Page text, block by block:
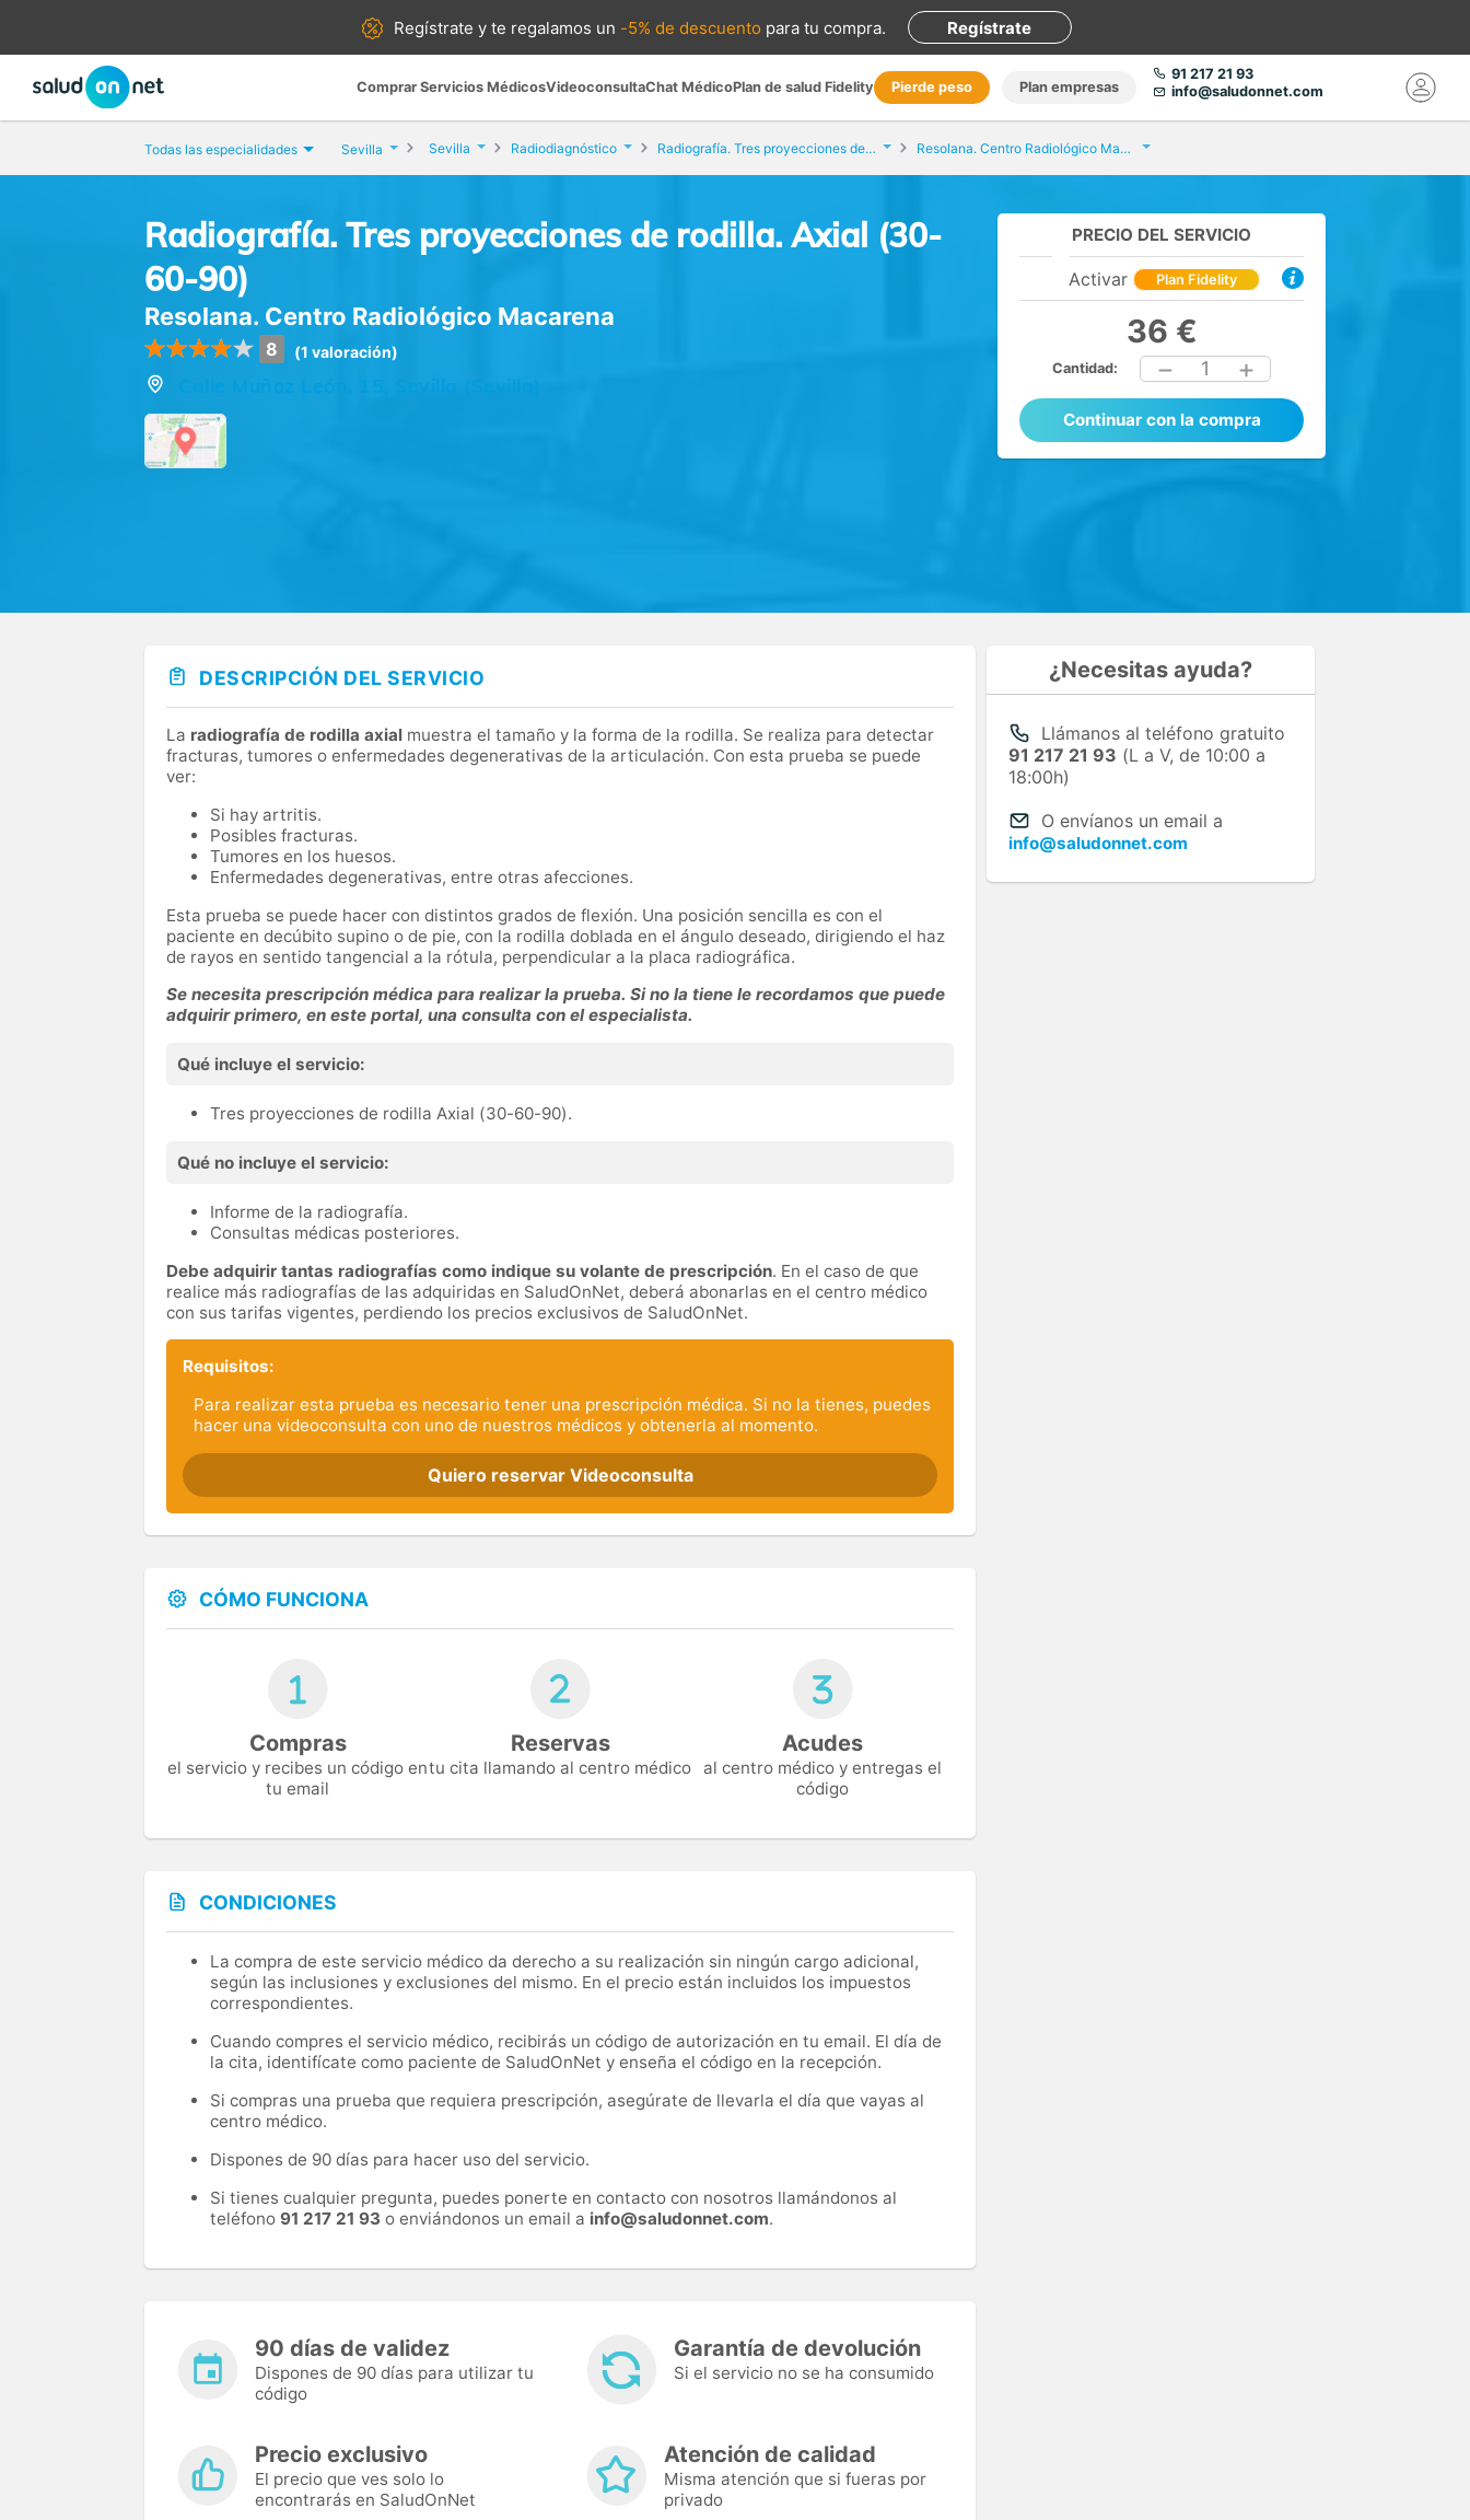
Regístrate yte regalamos un -5% de descuento para tu compra. Regístrate
Comprar Servicios MédicosVideoconsultaChat MédicoPlan de salud Fidelity Pierde peso Plan empresas
91 217 21 93
info@saludonnet.com
Todas las especialidades Sevilla Sevilla Radiodiagnóstico Radiografía. Tres proyecciones de rodilla. Axial (30-60-90) Resolana. Centro Radiológico Macarena
Radiografía. Tres proyecciones de rodilla. Axial (30-
60-90)
Resolana. Centro Radiológico Macarena
8 (1 valoración)
Calle Muñoz León, 15, Sevilla (Sevilla)
PRECIO DEL SERVICIO
Activar Plan Fidelity
36 €
Cantidad: 1
Continuar con la compra
DESCRIPCIÓN DEL SERVICIO
La radiografía de rodilla axial muestra el tamaño y la forma de la rodilla. Se realiza para detectar
fracturas, tumores o enfermedades degenerativas de la articulación. Con esta prueba se puede
ver:
Si hay artritis.
Posibles fracturas.
Tumores en los huesos.
Enfermedades degenerativas, entre otras afecciones.
Esta prueba se puede hacer con distintos grados de flexión. Una posición sencilla es con el
paciente en decúbito supino o de pie, con la rodilla doblada en el ángulo deseado, dirigiendo el haz
de rayos en sentido tangencial a la rótula, perpendicular a la placa radiográfica.
Se necesita prescripción médica para realizar la prueba. Si no la tiene le recordamos que puede
adquirir primero, en este portal, una consulta con el especialista.
Qué incluye el servicio:
Tres proyecciones de rodilla Axial (30-60-90).
Qué no incluye el servicio:
Informe de la radiografía.
Consultas médicas posteriores.
Debe adquirir tantas radiografías como indique su volante de prescripción. En el caso de que
realice más radiografías de las adquiridas en SaludOnNet, deberá abonarlas en el centro médico
con sus tarifas vigentes, perdiendo los precios exclusivos de SaludOnNet.
Requisitos:
Para realizar esta prueba es necesario tener una prescripción médica. Si no la tienes, puedes
hacer una videoconsulta con uno de nuestros médicos y obtenerla al momento.
Quiero reservar Videoconsulta
CÓMO FUNCIONA
Compras
el servicio y recibes un código en
tu email
Reservas
tu cita llamando al centro médico
Acudes
al centro médico y entregas el
código
CONDICIONES
La compra de este servicio médico da derecho a su realización sin ningún cargo adicional,
según las inclusiones y exclusiones del mismo. En el precio están incluidos los impuestos
correspondientes.
Cuando compres el servicio médico, recibirás un código de autorización en tu email. El día de
la cita, identifícate como paciente de SaludOnNet y enseña el código en la recepción.
Si compras una prueba que requiera prescripción, asegúrate de llevarla el día que vayas al
centro médico.
Dispones de 90 días para hacer uso del servicio.
Si tienes cualquier pregunta, puedes ponerte en contacto con nosotros llamándonos al
teléfono 91 217 21 93 o enviándonos un email a info@saludonnet.com.
90 días de validez
Dispones de 90 días para utilizar tu
código
Garantía de devolución
Si el servicio no se ha consumido
Precio exclusivo
El precio que ves solo lo
encontrarás en SaludOnNet
Atención de calidad
Misma atención que si fueras por
privado
¿Necesitas ayuda?
Llámanos al teléfono gratuito
91 217 21 93 (L a V, de 10:00 a
18:00h)
O envíanos un email a
info@saludonnet.com